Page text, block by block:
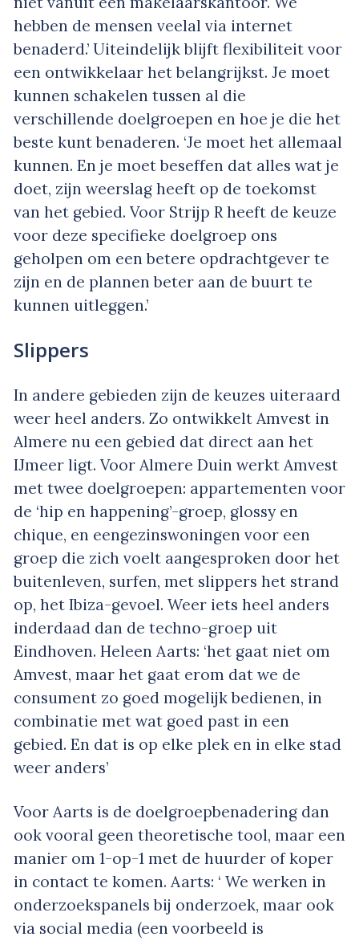
hebben de mensen veelal via internet
benaderd.’ Uiteindelijk blijft flexibiliteit voor
een ontwikkelaar het belangrijkst. Je moet
kunnen schakelen tussen al die
verschillende doelgroepen en hoe je die het
beste kunt benaderen. ‘Je moet het allemaal
kunnen. En je moet beseffen dat alles wat je
doet, zijn weerslag heeft op de toekomst
van het gebied. Voor Strijp R heeft de keuze
voor deze specifieke doelgroep ons
geholpen om een betere opdrachtgever te
zijn en de plannen beter aan de buurt te
kunnen uitleggen.’
Slippers
In andere gebieden zijn de keuzes uiteraard
weer heel anders. Zo ontwikkelt Amvest in
Almere nu een gebied dat direct aan het
IJmeer ligt. Voor Almere Duin werkt Amvest
met twee doelgroepen: appartementen voor
de ‘hip en happening’-groep, glossy en
chique, en eengezinswoningen voor een
groep die zich voelt aangesproken door het
buitenleven, surfen, met slippers het strand
op, het Ibiza-gevoel. Weer iets heel anders
inderdaad dan de techno-groep uit
Eindhoven. Heleen Aarts: ‘het gaat niet om
Amvest, maar het gaat erom dat we de
consument zo goed mogelijk bedienen, in
combinatie met wat goed past in een
gebied. En dat is op elke plek en in elke stad
weer anders’
Voor Aarts is de doelgroepbenadering dan
ook vooral geen theoretische tool, maar een
manier om 1-op-1 met de huurder of koper
in contact te komen. Aarts: ‘ We werken in
onderzoekspanels bij onderzoek, maar ook
via social media (een voorbeeld is